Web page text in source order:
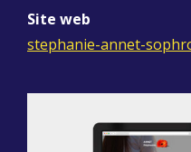
Site web
stephanie-annet-